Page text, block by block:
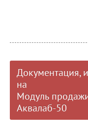
Документация,
на
Модуль
Аквалаб-50